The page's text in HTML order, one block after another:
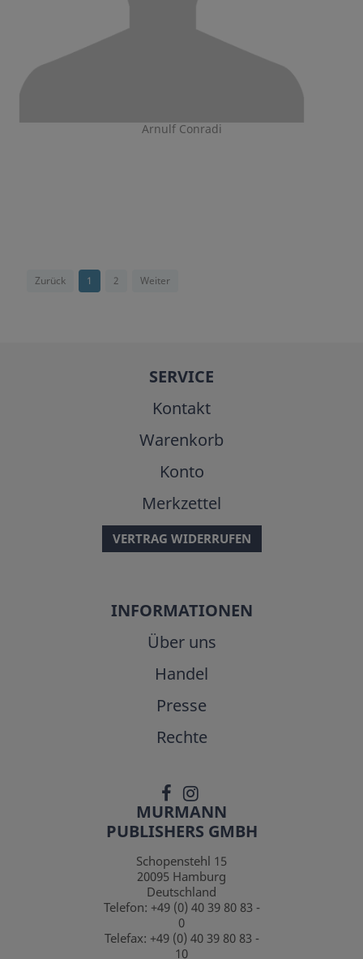
Arnulf Conradi
Zurück 1 2 Weiter
SERVICE
Kontakt
Warenkorb
Konto
Merkzettel
VERTRAG WIDERRUFEN
INFORMATIONEN
Über uns
Handel
Presse
Rechte
MURMANN
PUBLISHERS GMBH
Schopenstehl 15
20095 Hamburg
Deutschland
Telefon: +49 (0) 40 39 80 83 -
0
Telefax: +49 (0) 40 39 80 83 -
10